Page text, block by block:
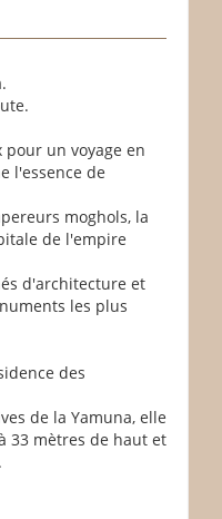
un voyage en
l'essence de
moghols, la
de l'empire
d'architecture et
les plus
des
de la Yamuna, elle
33 mètres de haut et